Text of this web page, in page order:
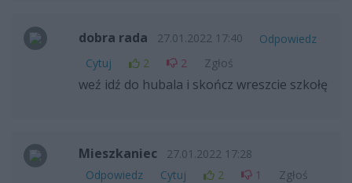
dobra rada 27.01.2022 17:40
Odpowiedz
Cytuj
2 2 Zgłoś
weź idź do hubala i skończ wreszcie szkołę
Mieszkaniec
27.01.2022 17:28
Odpowiedz
Cytuj 2 1 Zgłoś